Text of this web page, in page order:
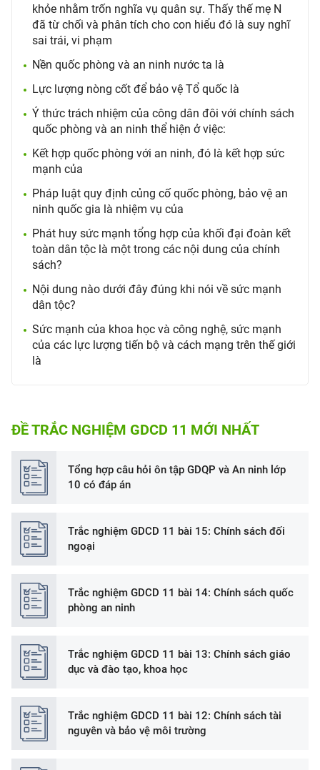
khỏe nhằm trốn nghĩa vụ quân sự. Thấy thế mẹ N
đã từ chối và phân tích cho con hiểu đó là suy nghĩ
sai trái, vi phạm
Nền quốc phòng và an ninh nước ta là
Lực lượng nòng cốt để bảo vệ Tổ quốc là
Ý thức trách nhiệm của công dân đôi với chính sách
quốc phòng và an ninh thể hiện ở việc:
Kết hợp quốc phòng với an ninh, đó là kết hợp sức
mạnh của
Pháp luật quy định củng cố quốc phòng, bảo vệ an
ninh quốc gia là nhiệm vụ của
Phát huy sức mạnh tổng hợp của khối đại đoàn kết
toàn dân tộc là một trong các nội dung của chính
sách?
Nội dung nào dưới đây đúng khi nói về sức mạnh
dân tộc?
Sức mạnh của khoa học và công nghệ, sức mạnh
của các lực lượng tiến bộ và cách mạng trên thế giới
là
ĐỀ TRẮC NGHIỆM GDCD 11 MỚI NHẤT
Tổng hợp câu hỏi ôn tập GDQP và An ninh lớp
10 có đáp án
Trắc nghiệm GDCD 11 bài 15: Chính sách đối
ngoại
Trắc nghiệm GDCD 11 bài 14: Chính sách quốc
phòng an ninh
Trắc nghiệm GDCD 11 bài 13: Chính sách giáo
dục và đào tạo, khoa học
Trắc nghiệm GDCD 11 bài 12: Chính sách tài
nguyên và bảo vệ môi trường